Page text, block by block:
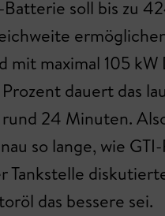
soll bis zu
mit maximal 105 kW
dauert das
24 Minuten.
so lange, wie
Tankstelle
das bessere sei.